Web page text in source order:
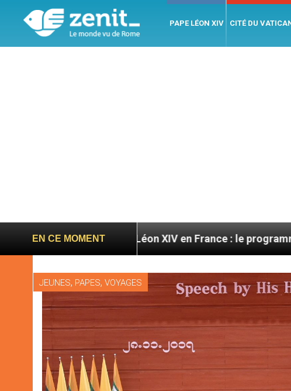
PAPE LÉON XIV CITÉ DU
EN CE MOMENT
Léon XIV en France : le programme détaillé de
JEUNES, PAPES, VOYAGES